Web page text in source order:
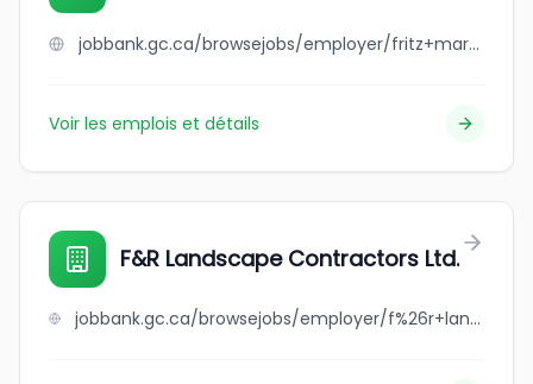
jobbank.gc.ca/browsejobs/employer/fritz+marketing+inc/ca
Voir les emplois et détails
F&R Landscape Contractors Ltd.
jobbank.gc.ca/browsejobs/employer/f%26r+landscape+contractors+ltd./ca